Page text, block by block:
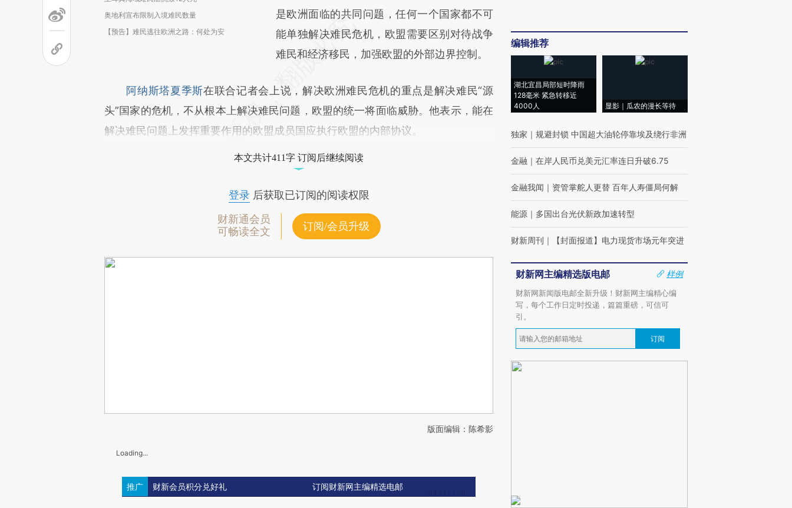
奥地利宣布限制入境难民数量
【预告】难民逃往欧洲之路：何处为安
是欧洲面临的共同问题，任何一个国家都不可
能单独解决难民危机，欧盟需要区别对待战争
难民和经济移民，加强欧盟的外部边界控制。
阿纳斯塔夏季斯在联合记者会上说，解决欧洲难民危机的重点是解决难民“源
头”国家的危机，不从根本上解决难民问题，欧盟的统一将面临威胁。他表示，能在
解决难民问题上发挥重要作用的欧盟成员国应执行欧盟的内部协议。
本文共计411字 订阅后继续阅读
登录后获取已订阅的阅读权限
财新通会员
可畅读全文
订阅/会员升级
版面编辑：陈希影
Loading...
推广 财新会员积分兑好礼 订阅财新网主编精选电邮
编辑推荐
湖北宜昌局部短时降雨
128毫米 紧急转移近
4000人
显影｜瓜农的漫长等待
独家 ｜ 规避封锁 中国超大油轮停靠埃及绕行非洲
金融 ｜ 在岸人民币兑美元汇率连日升破6.75
金融我闻 ｜ 资管掌舵人更替 百年人寿僵局何解
能源 ｜ 多国出台光伏新政加速转型
财新周刊 ｜ 【封面报道】电力现货市场元年突进
财新网主编精选版电邮
样例
财新网新闻版电邮全新升级！财新网主编精心编
写，每个工作日定时投递，篇篇重磅，可信可
引。
订阅